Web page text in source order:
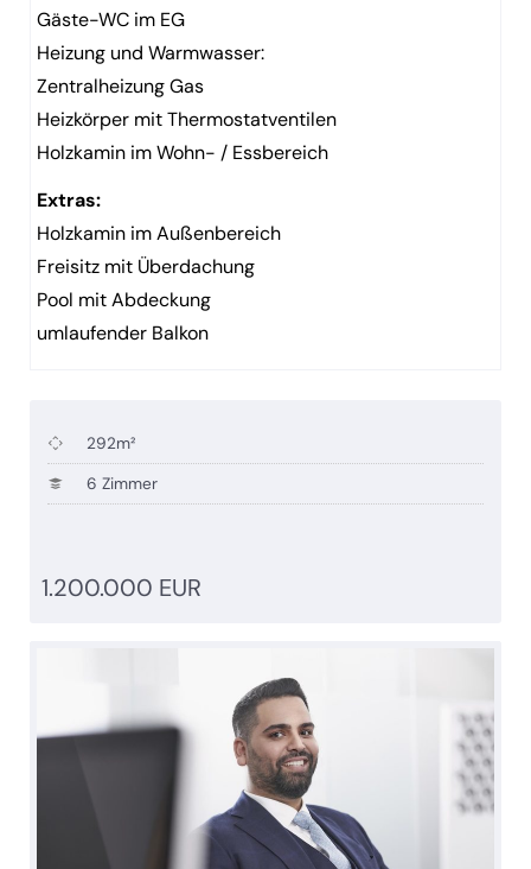
Gäste-WC im EG
Heizung und Warmwasser:
Zentralheizung Gas
Heizkörper mit Thermostatventilen
Holzkamin im Wohn- / Essbereich
Extras:
Holzkamin im Außenbereich
Freisitz mit Überdachung
Pool mit Abdeckung
umlaufender Balkon
292m²
6 Zimmer
1.200.000 EUR